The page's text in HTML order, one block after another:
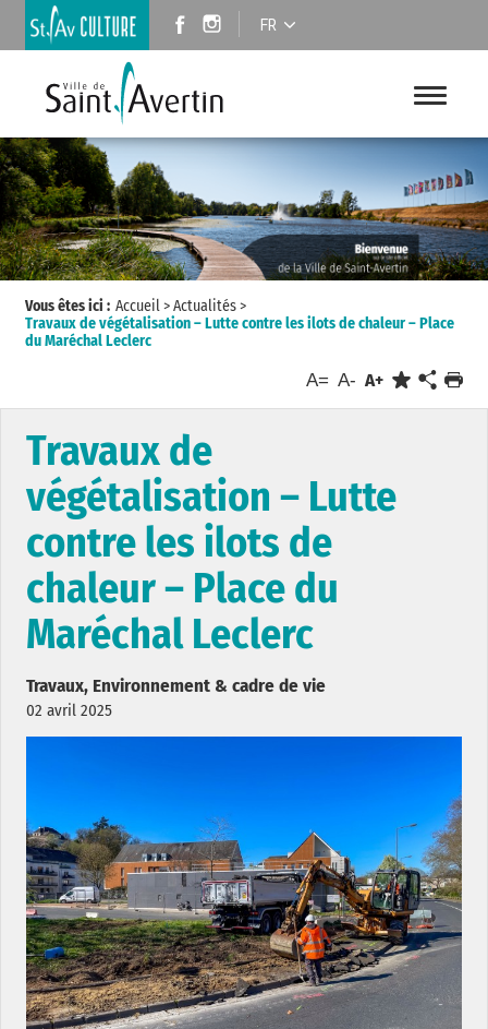
FR
Vous êtes ici : Accueil>Actualités>
Travaux de végétalisation – Lutte contre les ilots de chaleur – Place
du Maréchal Leclerc
A= A- A+
Travaux de
végétalisation – Lutte
contre les ilots de
chaleur – Place du
Maréchal Leclerc
Travaux, Environnement & cadre de vie
02 avril 2025